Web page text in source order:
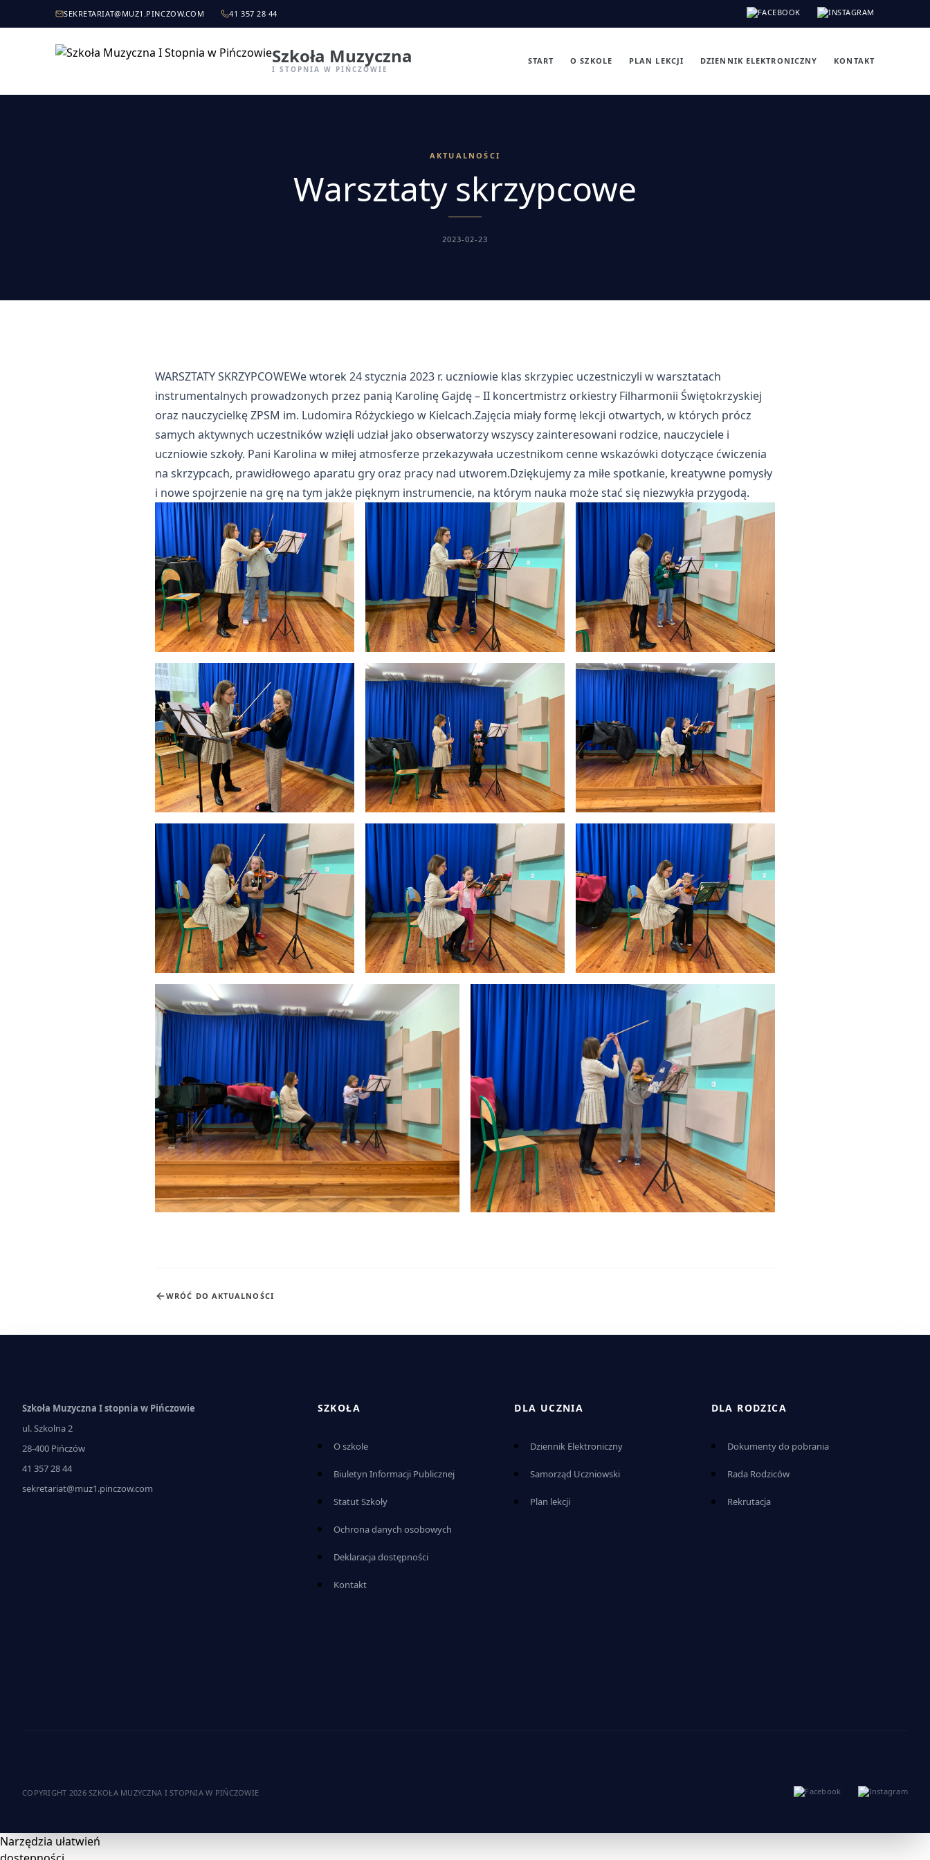
SEKRETARIAT@MUZ1.PINCZOW.COM 41 357 28 44
Szkoła Muzyczna
I STOPNIA W PIŃCZOWIE
START O SZKOLE PLAN LEKCJI DZIENNIK ELEKTRONICZNY KONTAKT
AKTUALNOŚCI
Warsztaty skrzypcowe
2023-02-23
WARSZTATY SKRZYPCOWEWe wtorek 24 stycznia 2023 r. uczniowie klas skrzypiec uczestniczyli w warsztatach
instrumentalnych prowadzonych przez panią Karolinę Gajdę – II koncertmistrz orkiestry Filharmonii Świętokrzyskiej
oraz nauczycielkę ZPSM im. Ludomira Różyckiego w Kielcach.Zajęcia miały formę lekcji otwartych, w których prócz
samych aktywnych uczestników wzięli udział jako obserwatorzy wszyscy zainteresowani rodzice, nauczyciele i
uczniowie szkoły. Pani Karolina w miłej atmosferze przekazywała uczestnikom cenne wskazówki dotyczące ćwiczenia
na skrzypcach, prawidłowego aparatu gry oraz pracy nad utworem.Dziękujemy za miłe spotkanie, kreatywne pomysły
i nowe spojrzenie na grę na tym jakże pięknym instrumencie, na którym nauka może stać się niezwykła przygodą.
WRÓĆ DO AKTUALNOŚCI
Szkoła Muzyczna I stopnia w Pińczowie
ul. Szkolna 2
28-400 Pińczów
41 357 28 44
sekretariat@muz1.pinczow.com
SZKOŁA
O szkole
Biuletyn Informacji Publicznej
Statut Szkoły
Ochrona danych osobowych
Deklaracja dostępności
Kontakt
DLA UCZNIA
Dziennik Elektroniczny
Samorząd Uczniowski
Plan lekcji
DLA RODZICA
Dokumenty do pobrania
Rada Rodziców
Rekrutacja
COPYRIGHT 2026 SZKOŁA MUZYCZNA I STOPNIA W PIŃCZOWIE
Narzędzia ułatwień